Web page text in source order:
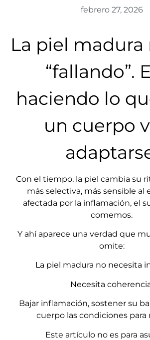
febrero 27, 2026
La piel madura
“fallando”.
haciendo lo
un cuerpo
Con el tiempo, la piel cambia su
más selectiva, más sensible al
afectada por la inflamación, el
comemos.
Y ahí aparece una verdad que
omite:
La piel madura no necesita
Necesita
Bajar inflamación, sostener su
cuerpo las condiciones para
Este artículo no es para